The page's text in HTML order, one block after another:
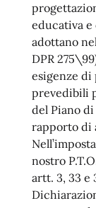
educativa e
adottano
DPR
esigenze di
prevedibili
del Piano
rapporto di
nostro
artt. 3, 33 e